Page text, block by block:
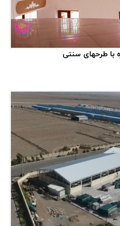
با طرحهای سنتی